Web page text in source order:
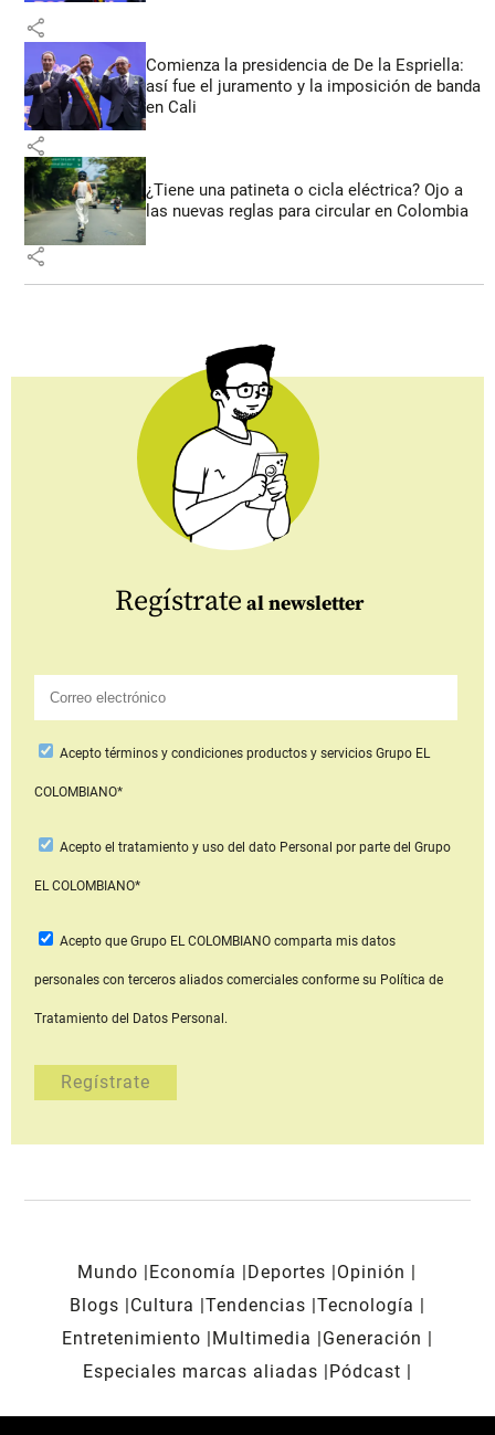
share
Comienza la presidencia de De la Espriella:
así fue el juramento y la imposición de banda
en Cali
share
¿Tiene una patineta o cicla eléctrica? Ojo a
las nuevas reglas para circular en Colombia
share
Regístrate al newsletter
Aceptotérminos y condiciones productos y serviciosGrupo EL
COLOMBIANO*
Acepto el tratamiento y uso del dato Personal por parte del Grupo
EL COLOMBIANO*
Acepto que Grupo EL COLOMBIANOcomparta mis datos
personales con terceros aliados comerciales conforme su Política de
Tratamiento del Datos Personal.
Mundo Economía Deportes
Opinión
Blogs
Cultura Tendencias Tecnología
Entretenimiento
Multimedia
Generación
Especiales marcas aliadas
Pódcast